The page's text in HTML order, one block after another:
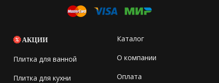
АКЦИИ
Плитка для ванной
Плитка для кухни
Каталог
О компании
Оплата